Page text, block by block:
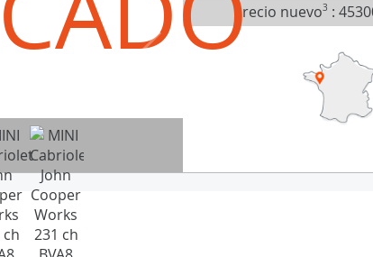
Precio nuevo3 :